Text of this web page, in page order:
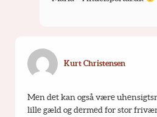
Kurt Christensen
Men det kan også være
lille gæld og dermed for stor